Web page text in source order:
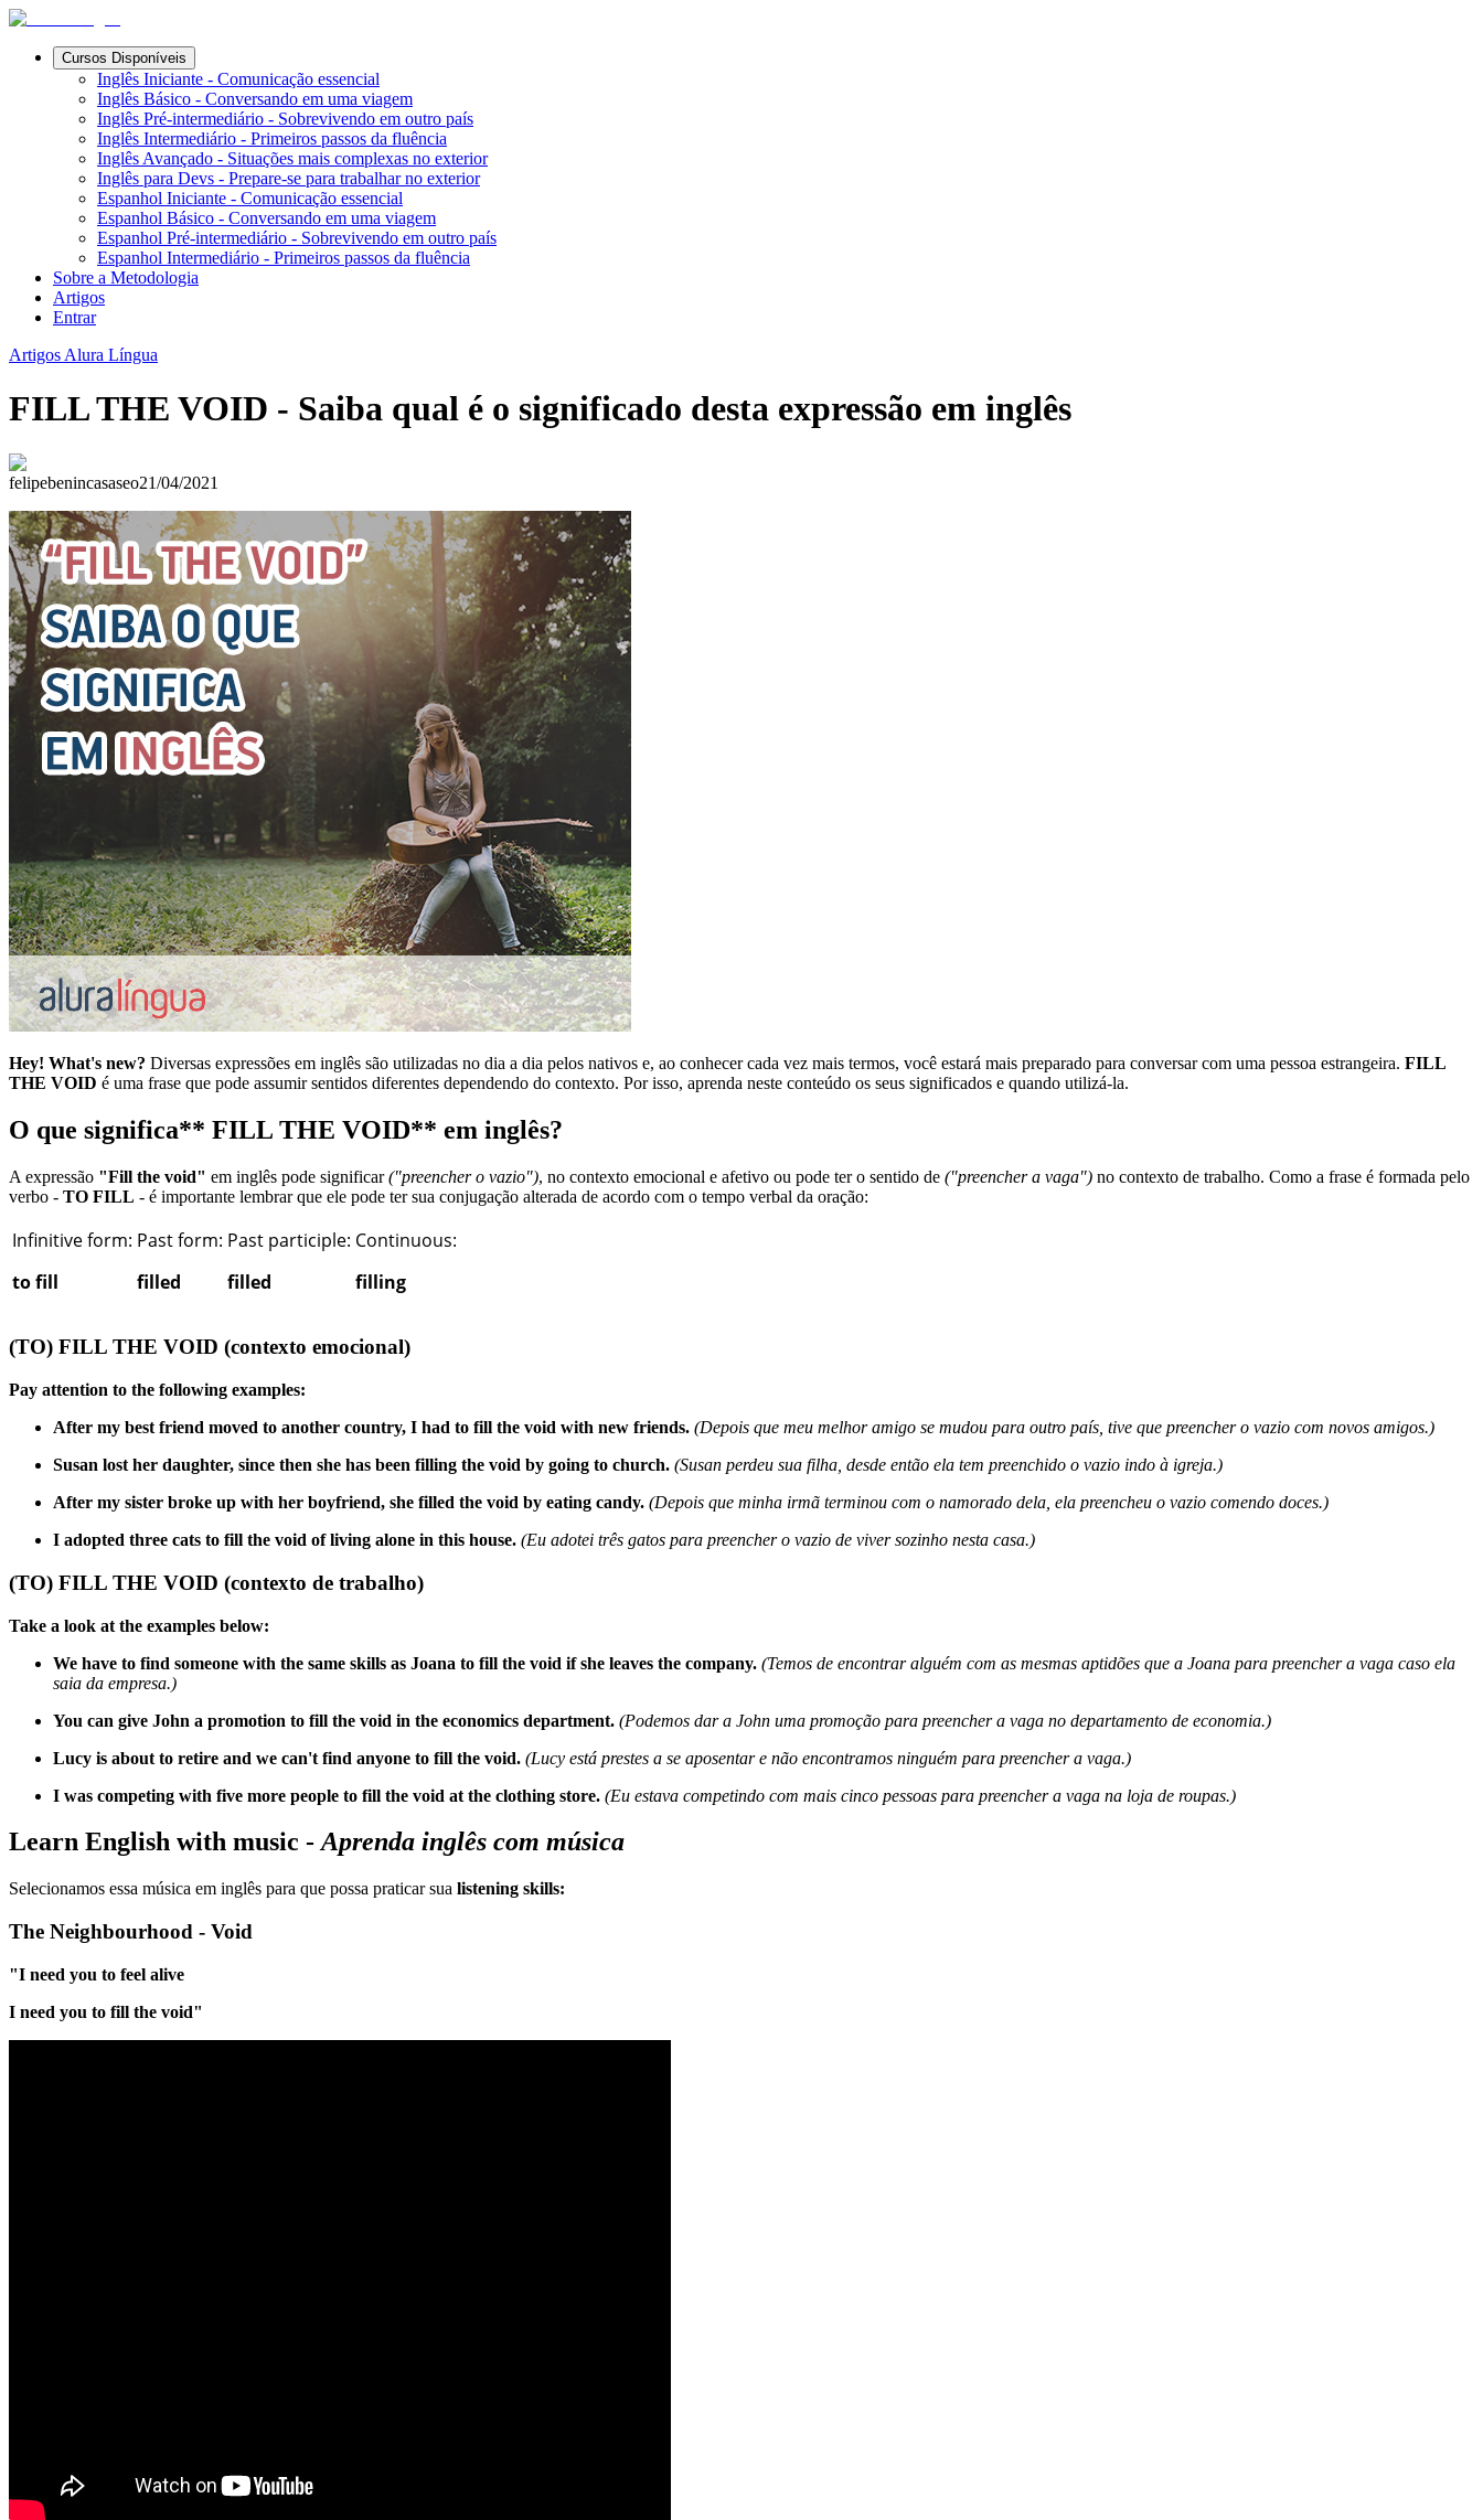
Cursos Disponíveis
Inglês Iniciante - Comunicação essencial
Inglês Básico - Conversando em uma viagem
Inglês Pré-intermediário - Sobrevivendo em outro país
Inglês Intermediário - Primeiros passos da fluência
Inglês Avançado - Situações mais complexas no exterior
Inglês para Devs - Prepare-se para trabalhar no exterior
Espanhol Iniciante - Comunicação essencial
Espanhol Básico - Conversando em uma viagem
Espanhol Pré-intermediário - Sobrevivendo em outro país
Espanhol Intermediário - Primeiros passos da fluência
Sobre a Metodologia
Artigos
Entrar
Artigos Alura Língua
FILL THE VOID - Saiba qual é o significado desta expressão em inglês
felipebenincasaseo21/04/2021
Hey! What's new? Diversas expressões em inglês são utilizadas no dia a dia pelos nativos e, ao conhecer cada vez mais termos, você estará mais preparado para conversar com uma pessoa estrangeira. FILL
THE VOID é uma frase que pode assumir sentidos diferentes dependendo do contexto. Por isso, aprenda neste conteúdo os seus significados e quando utilizá-la.
O que significa** FILL THE VOID** em inglês?
A expressão "Fill the void" em inglês pode significar("preencher o vazio"), no contexto emocional e afetivo ou pode ter o sentido de ("preencher a vaga") no contexto de trabalho. Como a frase é formada pelo
verbo - TO FILL - é importante lembrar que ele pode ter sua conjugação alterada de acordo com o tempo verbal da oração:
Infinitive form:
to fill
Past form:
filled
Past participle:
filled
Continuous:
filling
(TO) FILL THE VOID (contexto emocional)
Pay attention to the following examples:
After my best friend moved to another country, I had to fill the void with new friends. (Depois que meu melhor amigo se mudou para outro país, tive que preencher o vazio com novos amigos.)
Susan lost her daughter, since then she has been filling the void by going to church. (Susan perdeu sua filha, desde então ela tem preenchido o vazio indo à igreja.)
After my sister broke up with her boyfriend, she filled the void by eating candy. (Depois que minha irmã terminou com o namorado dela, ela preencheu o vazio comendo doces.)
I adopted three cats to fill the void of living alone in this house. (Eu adotei três gatos para preencher o vazio de viver sozinho nesta casa.)
(TO) FILL THE VOID (contexto de trabalho)
Take a look at the examples below:
We have to find someone with the same skills as Joana to fill the void if she leaves the company. (Temos de encontrar alguém com as mesmas aptidões que a Joana para preencher a vaga caso ela
saia da empresa.)
You can give John a promotion to fill the void in the economics department. (Podemos dar a John uma promoção para preencher a vaga no departamento de economia.)
Lucy is about to retire and we can't find anyone to fill the void. (Lucy está prestes a se aposentar e não encontramos ninguém para preencher a vaga.)
I was competing with five more people to fill the void at the clothing store. (Eu estava competindo com mais cinco pessoas para preencher a vaga na loja de roupas.)
Learn English with music -Aprenda inglês com música
Selecionamos essa música em inglês para que possa praticar sua listening skills:
The Neighbourhood - Void
"I need you to feel alive
I need you to fill the void"